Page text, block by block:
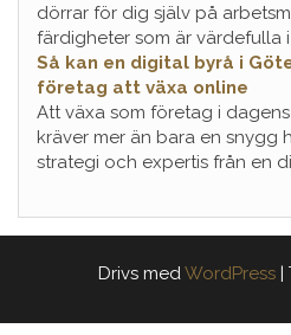
dörrar för dig själv på
färdigheter som är värdefulla
Så kan en digital byrå i
företag att växa online
Att växa som företag i
kräver mer än bara en snygg
strategi och expertis från en
Drivs medWordPress |